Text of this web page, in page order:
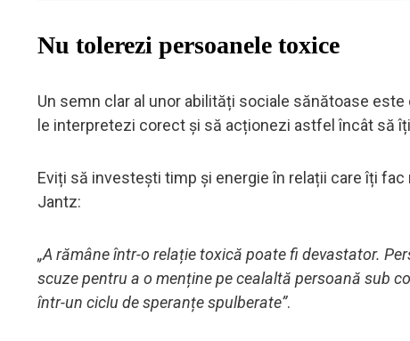
Nu tolerezi persoanele toxice
Un semn clar al unor abilități sociale sănătoase
le interpretezi corect și să acționezi astfel încât să
Eviți să investești timp și energie în relații care îți
Jantz:
„A rămâne într-o relație toxică poate fi devastator.
scuze pentru a o menține pe cealaltă persoană sub
într-un ciclu de speranțe spulberate”.